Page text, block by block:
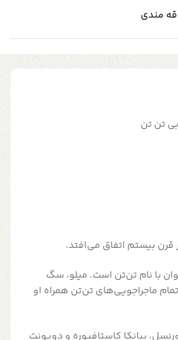
مندی
تن تن
بیستم اتفاق می‌افتد.
با نام تن‌تن است. میلو، سگ
ماجراجویی‌های تن‌تن همراه او
بیانکا کاستافیوره و دوپونت